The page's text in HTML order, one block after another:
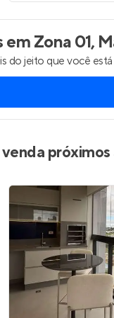
em Zona 01,
do jeito que você
próximos